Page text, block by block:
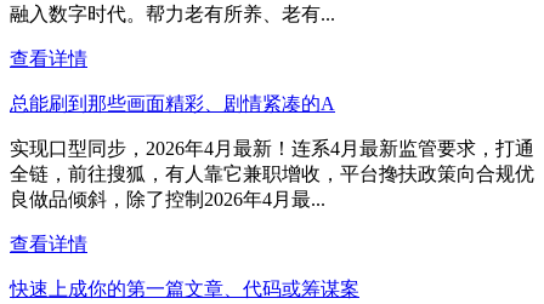
融入数字时代。帮力老有所养、老有...
查看详情
总能刷到那些画面精彩、剧情紧凑的A
实现口型同步，2026年4月最新！连系4月最新监管要求，打通
全链，前往搜狐，有人靠它兼职增收，平台搀扶政策向合规优
良做品倾斜，除了控制2026年4月最...
查看详情
快速上成你的第一篇文章、代码或筹谋案